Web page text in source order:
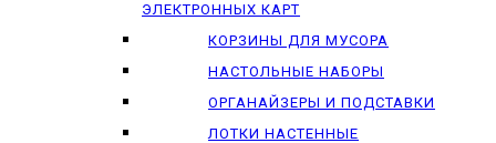
ЭЛЕКТРОННЫХ КАРТ
КОРЗИНЫ ДЛЯ МУСОРА
НАСТОЛЬНЫЕ НАБОРЫ
ОРГАНАЙЗЕРЫ И ПОДСТАВКИ
ЛОТКИ НАСТЕННЫЕ